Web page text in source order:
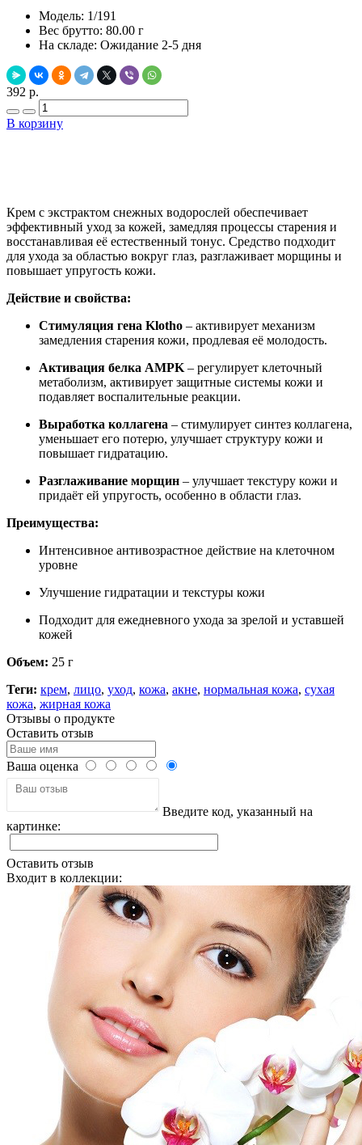
Модель: 1/191
Вес брутто: 80.00 г
На складе: Ожидание 2-5 дня
392 р.
В корзину
Крем с экстрактом снежных водорослей обеспечивает
эффективный уход за кожей, замедляя процессы старения и
восстанавливая её естественный тонус. Средство подходит
для ухода за областью вокруг глаз, разглаживает морщины и
повышает упругость кожи.
Действие и свойства:
Стимуляция гена Klotho – активирует механизм
замедления старения кожи, продлевая её молодость.
Активация белка AMPK – регулирует клеточный
метаболизм, активирует защитные системы кожи и
подавляет воспалительные реакции.
Выработка коллагена – стимулирует синтез коллагена,
уменьшает его потерю, улучшает структуру кожи и
повышает гидратацию.
Разглаживание морщин – улучшает текстуру кожи и
придаёт ей упругость, особенно в области глаз.
Преимущества:
Интенсивное антивозрастное действие на клеточном
уровне
Улучшение гидратации и текстуры кожи
Подходит для ежедневного ухода за зрелой и уставшей
кожей
Объем: 25 г
Теги: крем, лицо, уход, кожа, акне, нормальная кожа, сухая
кожа, жирная кожа
Отзывы о продукте
Оставить отзыв
Ваша оценка
Введите код, указанный на
картинке:
Оставить отзыв
Входит в коллекции: